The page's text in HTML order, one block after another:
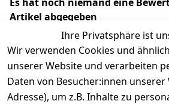
Artikel abgegeben
Ihre Privatsphäre ist
Wir verwenden Cookies und
unserer Website und verarbeiten
Daten von Besucher:innen unserer
Adresse), um z.B. Inhalte zu